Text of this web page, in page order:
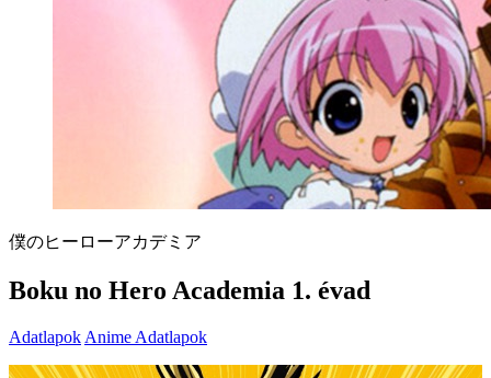
僕のヒーローアカデミア
Boku no Hero Academia 1. évad
Adatlapok Anime Adatlapok